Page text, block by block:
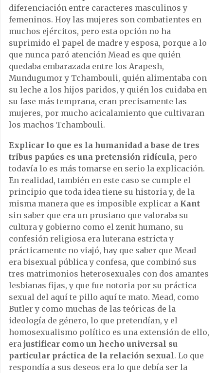
diferenciación entre caracteres masculinos y
femeninos. Hoy las mujeres son combatientes en
muchos ejércitos, pero esta opción no ha
suprimido el papel de madre y esposa, porque a lo
que nunca paró atención Mead es que quién
quedaba embarazada entre los Arapesh,
Mundugumor y Tchambouli, quién alimentaba con
su leche a los hijos paridos, y quién los cuidaba en
su fase más temprana, eran precisamente las
mujeres, por mucho acicalamiento que cultivaran
los machos Tchambouli.
Explicar lo que es la humanidad a base de tres
tribus papúes es una pretensión ridícula, pero
todavía lo es más tomarse en serio la explicación.
En realidad, también en este caso se cumple el
principio que toda idea tiene su historia y, de la
misma manera que es imposible explicar a Kant
sin saber que era un prusiano que valoraba su
cultura y gobierno como el zenit humano, su
confesión religiosa era luterana estricta y
prácticamente no viajó, hay que saber que Mead
era bisexual pública y confesa, que combinó sus
tres matrimonios heterosexuales con dos amantes
lesbianas fijas, y que fue notoria por su práctica
sexual del aquí te pillo aquí te mato. Mead, como
Butler y como muchas de las teóricas de la
ideología de género, lo que pretendían, y el
homosexualismo político es una extensión de ello,
era justificar como un hecho universal su
particular práctica de la relación sexual. Lo que
respondía a sus deseos era lo que debía ser la